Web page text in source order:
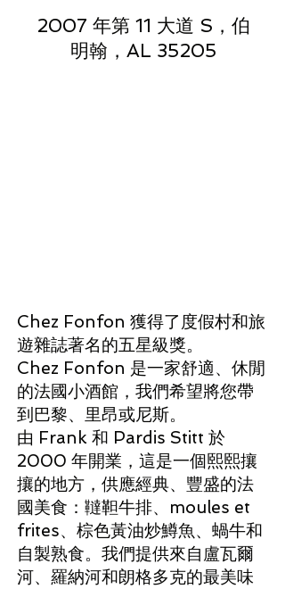
2007 年第 11 大道 S，伯
明翰，AL 35205
Chez Fonfon 獲得了度假村和旅
遊雜誌著名的五星級獎。
Chez Fonfon 是一家舒適、休閒
的法國小酒館，我們希望將您帶
到巴黎、里昂或尼斯。
由 Frank 和 Pardis Stitt 於
2000 年開業，這是一個熙熙攘
攘的地方，供應經典、豐盛的法
國美食：韃靼牛排、moules et
frites、棕色黃油炒鱒魚、蝸牛和
自製熟食。我們提供來自盧瓦爾
河、羅納河和朗格多克的最美味